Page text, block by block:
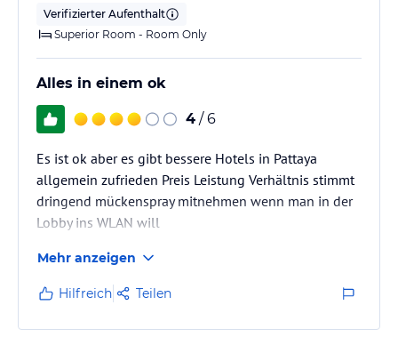
Verifizierter Aufenthalt
Superior Room - Room Only
Alles in einem ok
4 / 6
Es ist ok aber es gibt bessere Hotels in Pattaya
allgemein zufrieden Preis Leistung Verhältnis stimmt
dringend mückenspray mitnehmen wenn man in der
Lobby ins WLAN will
Mehr anzeigen
Hilfreich Teilen